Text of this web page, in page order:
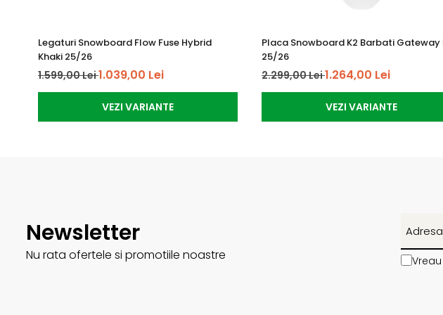
Legaturi Snowboard Flow Fuse Hybrid
Khaki 25/26
1.599,00 Lei1.039,00 Lei
VEZI VARIANTE
Placa Snowboard K2 Barbati Gateway
25/26
2.299,00 Lei1.264,00 Lei
VEZI VARIANTE
Newsletter
Nu rata ofertele si promotiile noastre